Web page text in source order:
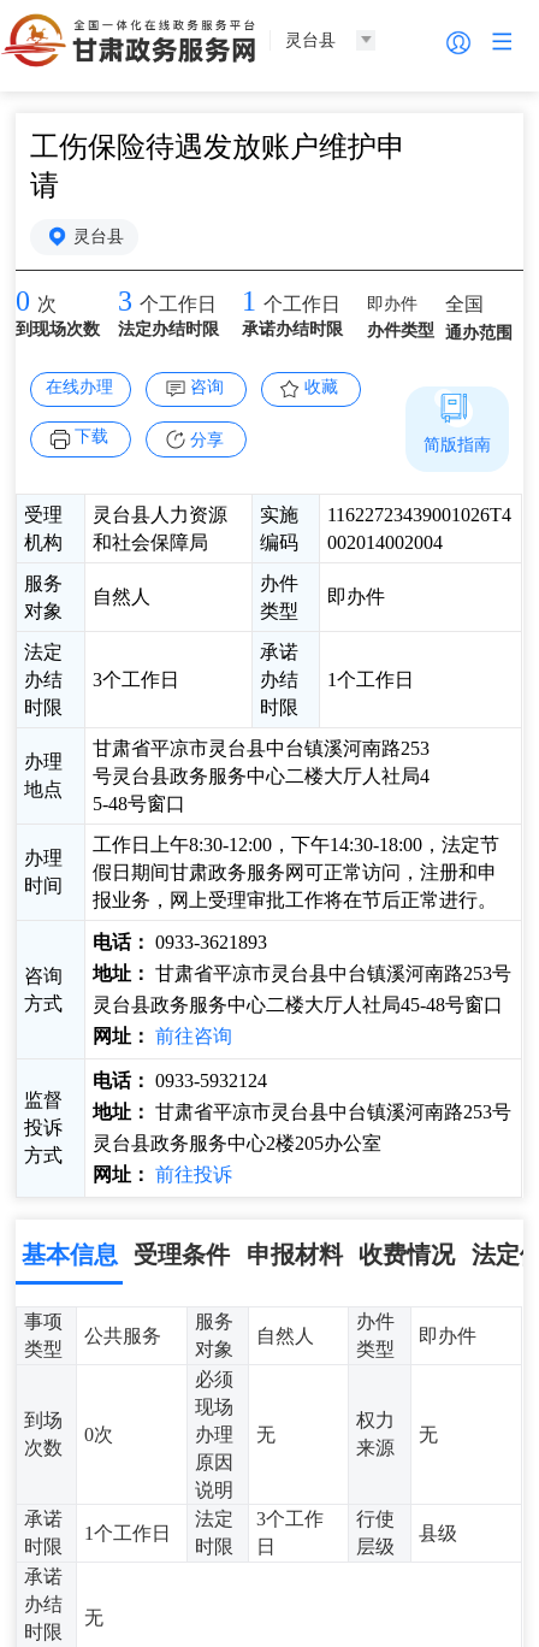
灵台县
工伤保险待遇发放账户维护申
请
灵台县
0 次
到现场次数
3 个工作日
法定办结时限
1 个工作日
承诺办结时限
即办件
办件类型
全国
通办范围
在线办理 咨询 收藏
下载 分享
受理
机构
灵台县人力资源
和社会保障局
实施
编码
11622723439001026T4
002014002004
服务
对象
自然人
办件
类型
即办件
法定
办结
时限
3个工作日
承诺
办结
时限
1个工作日
办理
地点
甘肃省平凉市灵台县中台镇溪河南路253
号灵台县政务服务中心二楼大厅人社局4
5-48号窗口
办理
时间
工作日上午8:30-12:00，下午14:30-18:00，法定节
假日期间甘肃政务服务网可正常访问，注册和申
报业务，网上受理审批工作将在节后正常进行。
咨询
方式
电话： 0933-3621893
地址： 甘肃省平凉市灵台县中台镇溪河南路253号
灵台县政务服务中心二楼大厅人社局45-48号窗口
网址： 前往咨询
监督
投诉
方式
电话： 0933-5932124
地址： 甘肃省平凉市灵台县中台镇溪河南路253号
灵台县政务服务中心2楼205办公室
网址： 前往投诉
简版指南
基本信息 受理条件 申报材料 收费情况 法定
事项
类型
公共服务
服务
对象
自然人
办件
类型
即办件
到场
次数
0次
必须
现场
办理
原因
说明
无
权力
来源
无
承诺
时限
1个工作日
法定
时限
3个工作
日
行使
层级
县级
承诺
办结
时限
无